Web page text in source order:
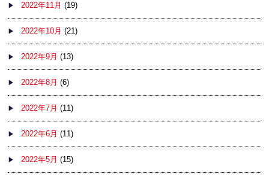
2022年11月 (19)
2022年10月 (21)
2022年9月 (13)
2022年8月 (6)
2022年7月 (11)
2022年6月 (11)
2022年5月 (15)